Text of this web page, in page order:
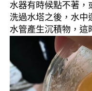
水器有時候點不著，
洗過水塔之後，水中
水管產生沉積物，這